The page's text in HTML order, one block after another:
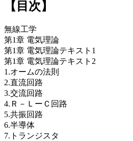
【目次】
無線工学
第1章 電気理論
第1章 電気理論テキスト1
第1章 電気理論テキスト2
1.オームの法則
2.直流回路
3.交流回路
4.Ｒ－ＬーＣ回路
5.共振回路
6.半導体
7.トランジスタ